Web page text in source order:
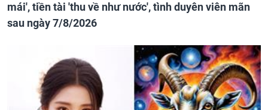
mái', tiền tài 'thu về như nước', tình duyên viên mãn
sau ngày 7/8/2026